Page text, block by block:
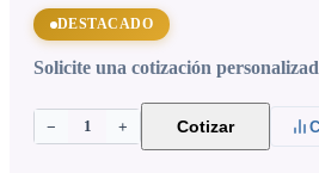
DESTACADO
Solicite una cotización
− 1 + Cotizar